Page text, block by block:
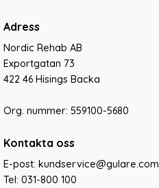
Adress
Nordic Rehab AB
Exportgatan 73
422 46 Hisings Backa
Org. nummer: 559100-5680
Kontakta oss
E-post: kundservice@gulare.com
Tel: 031-800 100